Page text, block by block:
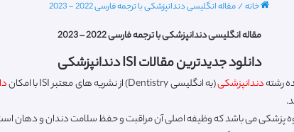
خانه/مقاله انگلیسی دندانپزشکی با ترجمه فارسی 2022 - 2023
مقاله انگلیسی دندانپزشکی با ترجمه فارسی 2022 – 2023
دانلود جدیدترین مقالات ISI دندانپزشکی
رشتهدندانپزشکی(به انگلیسی Dentistry) از نشریه های معتبر ISI با امکان
پزشکی می باشد که وظیفه اصلی آن مراقبت و حفظ سلامت دندان و دهان